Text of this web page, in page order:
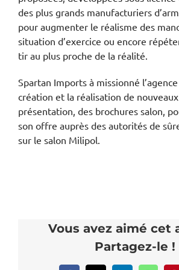
des plus grands manufacturiers
pour augmenter le réalisme des
situation d’exercice ou encore
tir au plus proche de la réalité.
Spartan Imports à missionné
création et la réalisation de
présentation, des brochures salon,
son offre auprès des autorités de
sur le salon Milipol.
Vous avez aimé cet
Partagez-le !